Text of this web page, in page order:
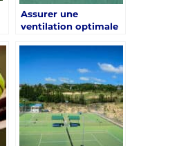
Assurer une
ventilation optimale
tennis à Toulon dans
le Var pour les
Centres de retraite
sportive